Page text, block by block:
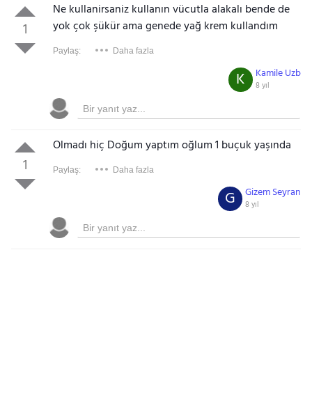
1
Ne kullanirsaniz kullanın vücutla alakalı bende de
yok çok şükür ama genede yağ krem kullandım
Paylaş: Daha fazla
Kamile Uzb
8 yıl
K
1
Olmadı hiç Doğum yaptım oğlum 1 buçuk yaşında
Paylaş: Daha fazla
Gizem Seyran
8 yıl
G